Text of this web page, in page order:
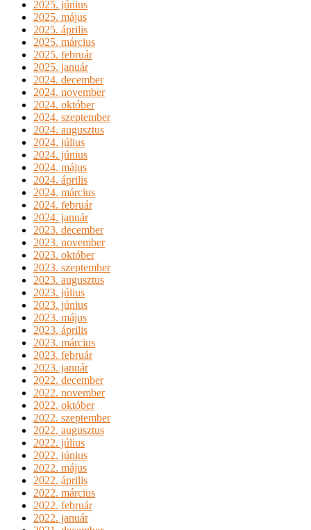
2025. június
2025. május
2025. április
2025. március
2025. február
2025. január
2024. december
2024. november
2024. október
2024. szeptember
2024. augusztus
2024. július
2024. június
2024. május
2024. április
2024. március
2024. február
2024. január
2023. december
2023. november
2023. október
2023. szeptember
2023. augusztus
2023. július
2023. június
2023. május
2023. április
2023. március
2023. február
2023. január
2022. december
2022. november
2022. október
2022. szeptember
2022. augusztus
2022. július
2022. június
2022. május
2022. április
2022. március
2022. február
2022. január